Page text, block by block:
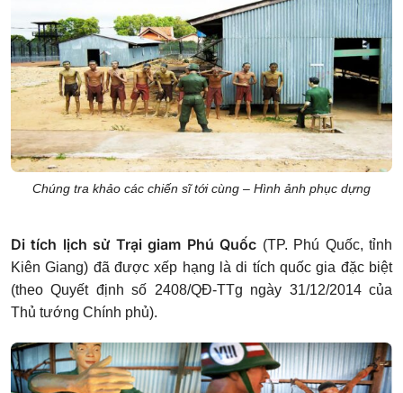
Chúng tra khảo các chiến sĩ tới cùng – Hình ảnh phục dựng
Di tích lịch sử Trại giam Phú Quốc (TP. Phú Quốc, tỉnh
Kiên Giang) đã được xếp hạng là di tích quốc gia đặc biệt
(theo Quyết định số 2408/QĐ-TTg ngày 31/12/2014 của
Thủ tướng Chính phủ).